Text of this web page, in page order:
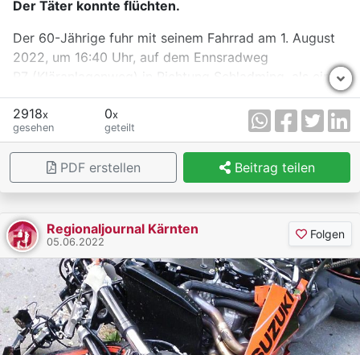
Der Täter konnte flüchten.
Der 60-Jährige fuhr mit seinem Fahrrad am 1. August
2022, um 16:40 Uhr, auf dem Ennsradweg
R7 (Kläranlagenweg) in Richtung Schladming, als ein,
derzeit noch unbekannter, Mann den Radfahrer
grundlos vom Fahrrad auf den Boden riss.
Anschließend schlug der unbekannte Täter in äußerst
aggressiver Weise auf den Fahrradfahrer ein. Zeugen
versuchten noch dem am Boden liegenden Mann zu
helfen, allerdings konnten diese aufgrund der
vorherrschenden Aggressivität nichts ausrichten.
Danach flüchtete der Täter in den angrenzenden Wald
in Richtung Mandling. Der Radfahrer wurde mit
schweren Verletzungen (mehrere Knochenbrüche) in
das Krankenhaus Schladming verbracht.
Eine sofort eingeleitete Fahndung, bei der sich
mehrere Polizeistreifen, Diensthundestreifen und auch
2918x
gesehen
0x
geteilt
PDF erstellen Beitrag teilen
Regionaljournal Kärnten
05.06.2022
Folgen